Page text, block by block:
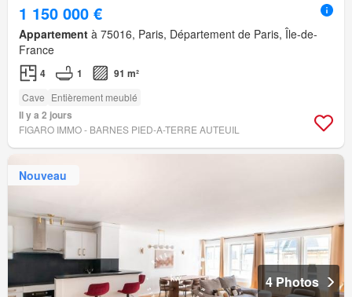
1 150 000 €
Appartement à 75016, Paris, Département de Paris, Île-de-
France
4 1 91 m²
Cave Entièrement meublé
Il y a 2 jours
FIGARO IMMO - BARNES PIED-A-TERRE AUTEUIL
Nouveau
4 Photos